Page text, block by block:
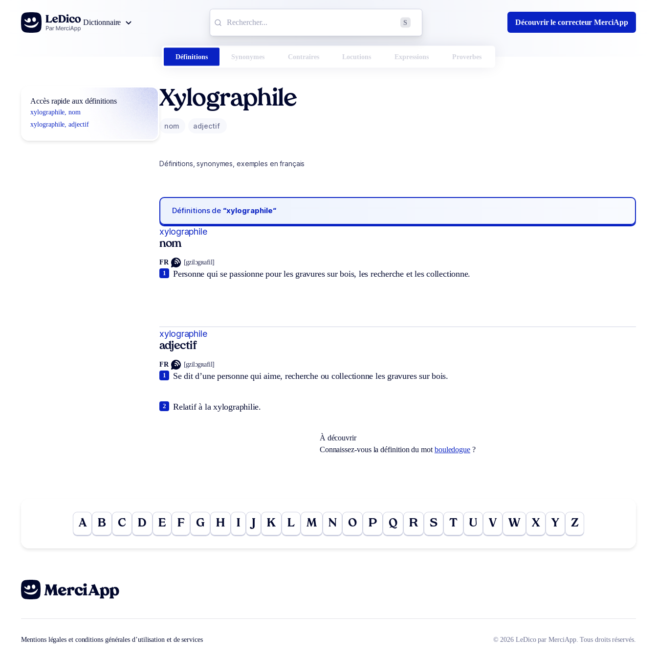
Aller au contenu
Dictionnaire
S Découvrir le correcteur MerciApp
Définitions Synonymes Contraires Locutions Expressions Proverbes
Accès rapide aux définitions
xylographile, nom
xylographile, adjectif
Xylographile
nom adjectif
Définitions, synonymes, exemples en français
Définitions de “xylographile“
xylographile
nom
FR [gzilɔgʀafil]
Personne qui se passionne pour les gravures sur bois, les recherche et les collectionne.
1
xylographile
adjectif
FR [gzilɔgʀafil]
Se dit d’une personne qui aime, recherche ou collectionne les gravures sur bois.
1
Relatif à la xylographilie.
2
À découvrir
Connaissez-vous la définition du mot bouledogue ?
A B C D E F G H I K L M N O P Q R S T U V W X Y Z
Mentions légales et conditions générales d’utilisation et de services © 2026 LeDico par MerciApp. Tous droits réservés.